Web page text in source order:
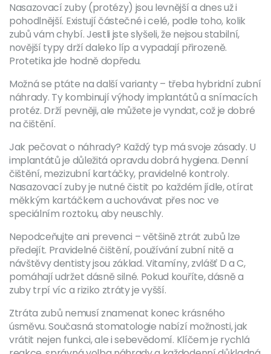
Nasazovací zuby (protézy) jsou levnější a dnes už i
pohodlnější. Existují částečné i celé, podle toho, kolik
zubů vám chybí. Jestli jste slyšeli, že nejsou stabilní,
novější typy drží daleko líp a vypadají přirozeně.
Protetika jde hodně dopředu.
Možná se ptáte na další varianty – třeba hybridní zubní
náhrady. Ty kombinují výhody implantátů a snímacích
protéz. Drží pevněji, ale můžete je vyndat, což je dobré
na čištění.
Jak pečovat o náhrady? Každý typ má svoje zásady. U
implantátů je důležitá opravdu dobrá hygiena. Denní
čištění, mezizubní kartáčky, pravidelné kontroly.
Nasazovací zuby je nutné čistit po každém jídle, otírat
měkkým kartáčkem a uchovávat přes noc ve
speciálním roztoku, aby neuschly.
Nepodceňujte ani prevenci – většině ztrát zubů lze
předejít. Pravidelné čištění, používání zubní nitě a
návštěvy dentisty jsou základ. Vitamíny, zvlášť D a C,
pomáhají udržet dásně silné. Pokud kouříte, dásně a
zuby trpí víc a riziko ztráty je vyšší.
Ztráta zubů nemusí znamenat konec krásného
úsměvu. Současná stomatologie nabízí možnosti, jak
vrátit nejen funkci, ale i sebevědomí. Klíčem je rychlá